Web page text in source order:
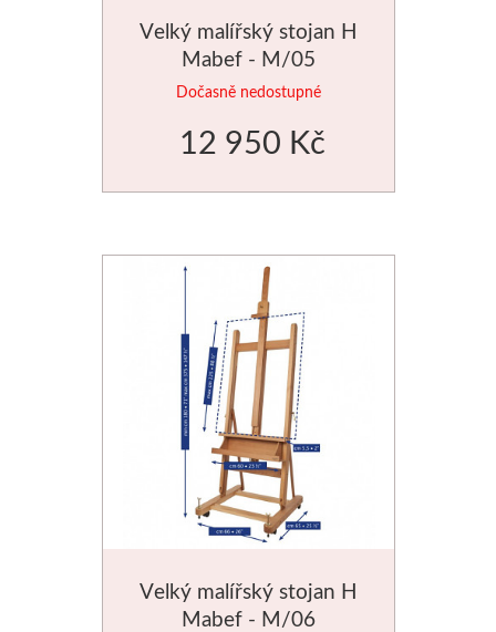
Velký malířský stojan H
Mabef - M/05
Dočasně nedostupné
12 950 Kč
Velký malířský stojan H
Mabef - M/06